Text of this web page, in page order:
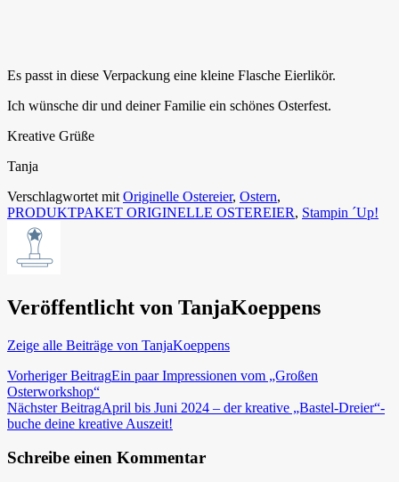
Es passt in diese Verpackung eine kleine Flasche Eierlikör.
Ich wünsche dir und deiner Familie ein schönes Osterfest.
Kreative Grüße
Tanja
Verschlagwortet mit Originelle Ostereier, Ostern,
PRODUKTPAKET ORIGINELLE OSTEREIER, Stampin ´Up!
Veröffentlicht von TanjaKoeppens
Zeige alle Beiträge von TanjaKoeppens
Beitragsnavigation
Vorheriger BeitragEin paar Impressionen vom „Großen
Osterworkshop“
Nächster BeitragApril bis Juni 2024 – der kreative „Bastel-Dreier“-
buche deine kreative Auszeit!
Schreibe einen Kommentar